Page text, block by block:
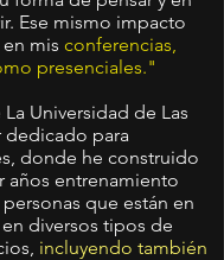
Ese mismo impacto
mis conferencias,
presenciales."
Universidad de Las
dedicado para
donde he construido
años entrenamiento
que están en
diversos tipos de
incluyendo también